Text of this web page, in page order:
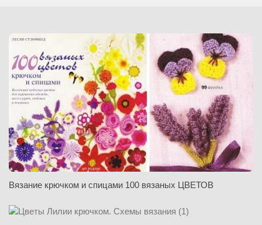
Вязание крючком и спицами 100 вязаных ЦВЕТОВ